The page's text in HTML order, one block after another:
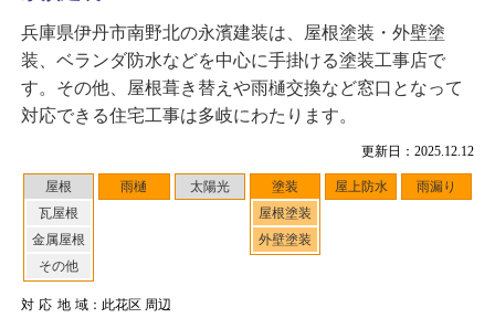
更新日：2025.12.12
屋根
瓦屋根
金属屋根
その他
雨樋 太陽光
塗装
屋根塗装
外壁塗装
屋上防水 雨漏り
対応地域：此花区 周辺
兵庫県伊丹市南野北の永濱建装は、屋根塗装・外壁塗
装、ベランダ防水などを中心に手掛ける塗装工事店で
す。その他、屋根葺き替えや雨樋交換など窓口となって
対応できる住宅工事は多岐にわたります。